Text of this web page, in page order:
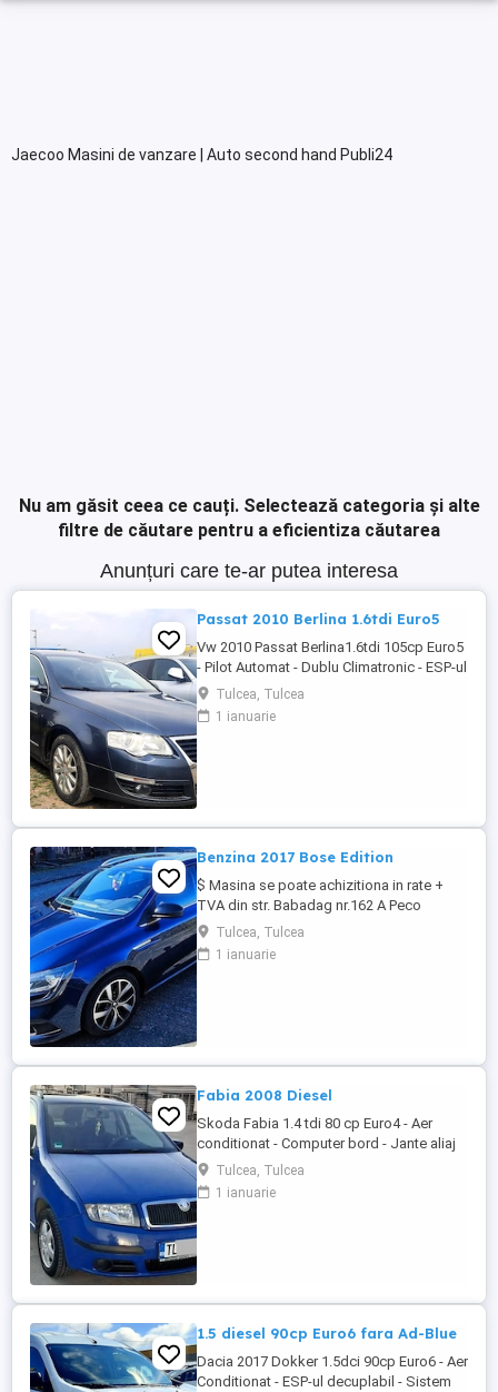
Jaecoo Masini de vanzare | Auto second hand Publi24
Nu am găsit ceea ce cauți. Selectează categoria și alte
filtre de căutare pentru a eficientiza căutarea
Anunțuri care te-ar putea interesa
Passat 2010 Berlina 1.6tdi Euro5
Vw 2010 Passat Berlina1.6tdi 105cp Euro5
- Pilot Automat - Dublu Climatronic - ESP-ul
decuplabil - Sistem Start-Stop - Full
Privacy Glass - Geamuri electrice -
Oglinzile electrice - Airbaguri frontale -
Tulcea, Tulcea
1 ianuarie
Benzina 2017 Bose Edition
$ Masina se poate achizitiona in rate +
TVA din str. Babadag nr.162 A Peco
Renault 2017 Megane 1.2i 130cp Euro6
Bose Edition - Dublu Climatronic - Full
Privacy Glass - Pilot Automat, ESP -
Tulcea, Tulcea
1 ianuarie
Fabia 2008 Diesel
Skoda Fabia 1.4 tdi 80 cp Euro4 - Aer
conditionat - Computer bord - Jante aliaj
usor - Servo - directie - ESP decuplabil -
RadioCD cu MP3 - Sonorizare cu 4 boxe -
Centralizata cu 2 chei - Sistem de franare
Tulcea, Tulcea
1 ianuarie
1.5 diesel 90cp Euro6 fara Ad-Blue
Dacia 2017 Dokker 1.5dci 90cp Euro6 - Aer
Conditionat - ESP-ul decuplabil - Sistem